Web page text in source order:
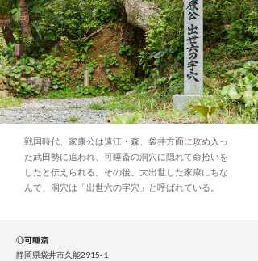
戦国時代、家康公は遠江・森、袋井方面に攻め入っ
た武田勢に追われ、可睡斎の洞穴に隠れて命拾いを
したと伝えられる。その後、大出世した家康にちな
んで、洞穴は「出世六の字穴」と呼ばれている。
◎可睡斎
静岡県袋井市久能2915-１